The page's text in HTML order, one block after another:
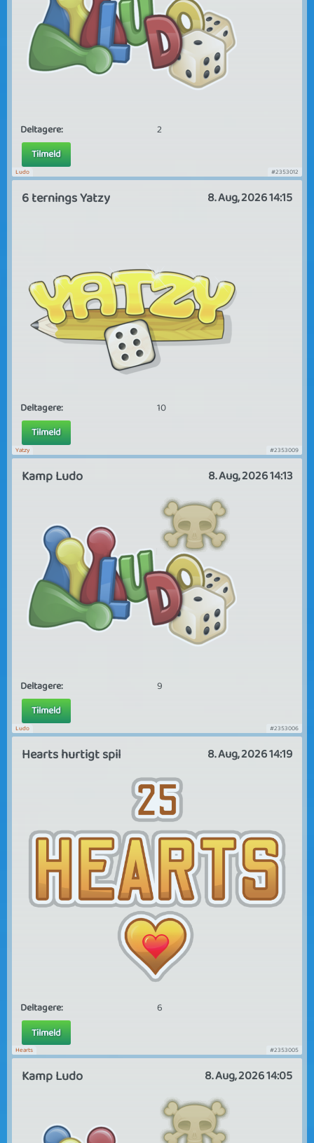
Deltagere:
2
Tilmeld
Ludo #2353012
6 ternings Yatzy 8. Aug, 2026 14:15
Deltagere:
10
Tilmeld
Yatzy #2353009
Kamp Ludo 8. Aug, 2026 14:13
Deltagere:
9
Tilmeld
Ludo #2353006
Hearts hurtigt spil 8. Aug, 2026 14:19
Deltagere:
6
Tilmeld
Hearts #2353005
Kamp Ludo 8. Aug, 2026 14:05